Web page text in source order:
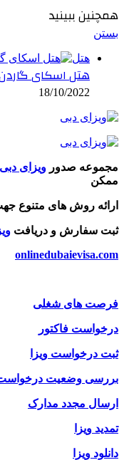
همچنین ببینید
بستن
هتل
هتل اسکای
18/10/2022
مجموعه صدور ویزای دبی
ممکن
ارائه روش های متنوع
ثبت سفارش و دریافت
onlinedubaievisa.com
فرصت های شغلی
درخواست فاکتور
ثبت درخواست ویزا
بررسی وضعیت
ارسال مجدد مدارک
تمدید ویزا
دانلود ویزا